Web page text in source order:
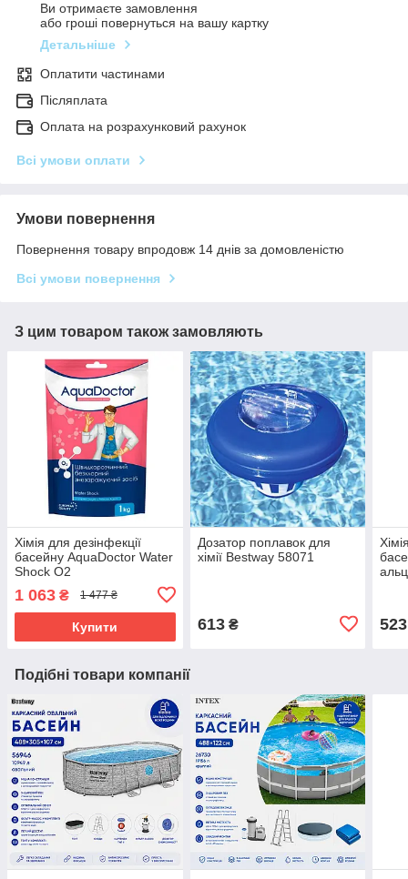
Ви отримаєте замовлення
або гроші повернуться на вашу картку
Детальніше
Оплатити частинами
Післяплата
Оплата на розрахунковий рахунок
Всі умови оплати
Умови повернення
Повернення товару впродовж 14 днів за домовленістю
Всі умови повернення
З цим товаром також замовляють
Хімія для дезінфекції
басейну AquaDoctor Water
Shock O2
1 063 ₴ 1 477 ₴
Купити
Дозатор поплавок для
хімії Bestway 58071
613₴ 523
Подібні товари компанії